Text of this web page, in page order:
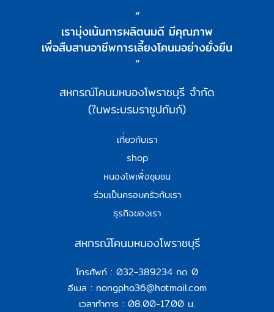
“
เรามุ่งเน้นการผลิตนมดี มีคุณภาพ
เพื่อสืบสานอาชีพการเลี้ยงโคนมอย่างยั่งยืน
“
สหกรณ์โคนมหนองโพราชบุรี จำกัด
(ในพระบรมราชูปถัมภ์)
เกี่ยวกับเรา
shop
หนองโพเพื่อชุมชน
ร่วมเป็นครอบครัวกับเรา
ธุรกิจของเรา
สหกรณ์โคนมหนองโพราชบุรี
โทรศัพท์ : 032-389234 กด 0
อีเมล : nongpho36@hotmail.com
เวลาทำการ : 08.00-17.00 น.